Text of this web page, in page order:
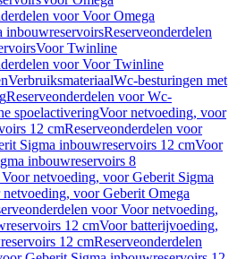
voor Voor Omega
inbouwreservoirsReserveonderdelen
Voor Twinline
voor Voor Twinline
VerbruiksmateriaalWc-besturingen met
Reserveonderdelen voor Wc-
spoelactiveringVoor netvoeding, voor
12 cmReserveonderdelen voor
Sigma inbouwreservoirs 12 cmVoor
inbouwreservoirs 8
netvoeding, voor Geberit Sigma
voor Geberit Omega
voor Voor netvoeding,
12 cmVoor batterijvoeding,
12 cmReserveonderdelen